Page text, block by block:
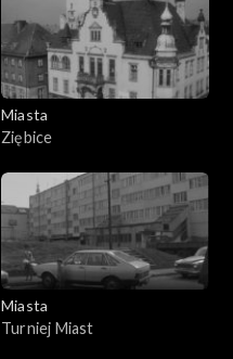
Miasta
Ziębice
Miasta
Turniej Miast